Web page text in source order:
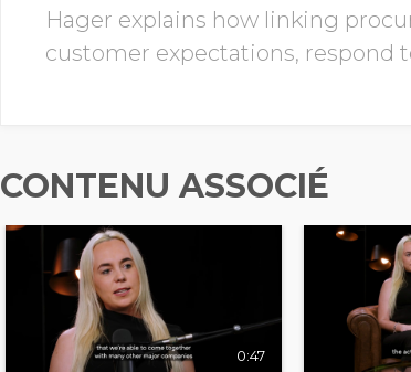
Hager explains how linking
customer expectations, respond
CONTENU ASSOCIÉ
0:47